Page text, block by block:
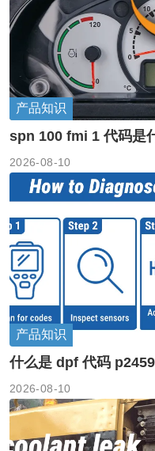
产品知识
spn 100 fmi 1 代码是
2026-08-10
产品知识
什么是 dpf 代码
2026-08-10